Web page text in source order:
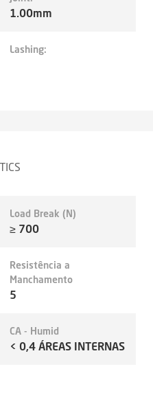
1.00mm
Lashing:
Load Break (N)
≥ 700
Resistência a
Manchamento
5
CA - Humid
< 0,4 ÁREAS INTERNAS